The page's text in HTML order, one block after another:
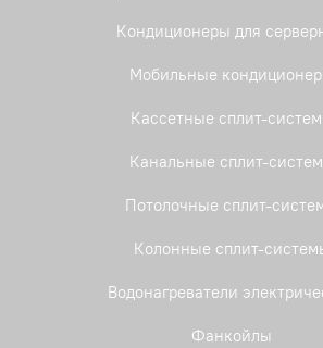
Кондиционеры для
Мобильные
Кассетные сплит-
Канальные сплит-
Потолочные сплит-
Колонные сплит-
Водонагреватели
Фанкойлы